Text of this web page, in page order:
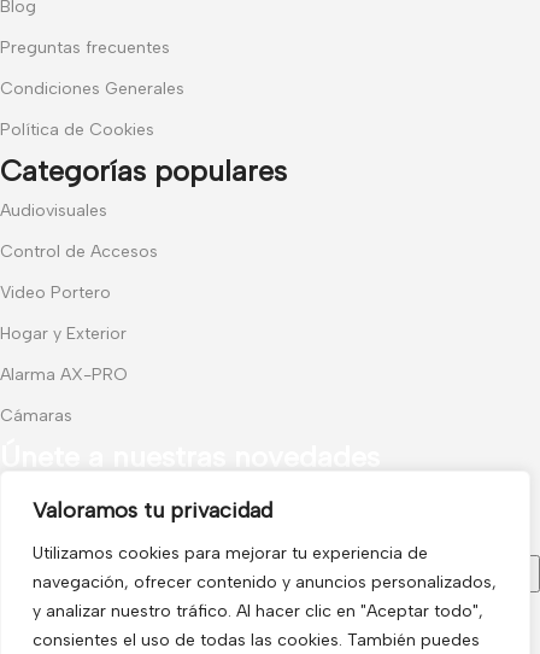
Valoramos tu privacidad
Utilizamos cookies para mejorar tu experiencia de
navegación, ofrecer contenido y anuncios personalizados,
y analizar nuestro tráfico. Al hacer clic en "Aceptar todo",
consientes el uso de todas las cookies. También puedes
Blog
Preguntas frecuentes
Condiciones Generales
Política de Cookies
Categorías populares
Audiovisuales
Control de Accesos
Video Portero
Hogar y Exterior
Alarma AX-PRO
Cámaras
Recibe las últimas novedades y promociones.
Usado de acuerdo con nuestra Política de privacidad